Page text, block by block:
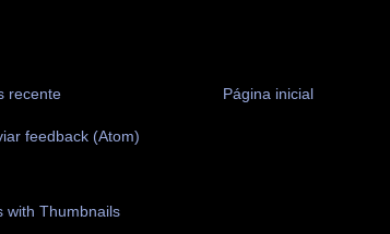
recente Página inicial
feedback (Atom)